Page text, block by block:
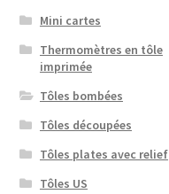
Mini cartes
Thermomètres en tôle
imprimée
Tôles bombées
Tôles découpées
Tôles plates avec relief
Tôles US